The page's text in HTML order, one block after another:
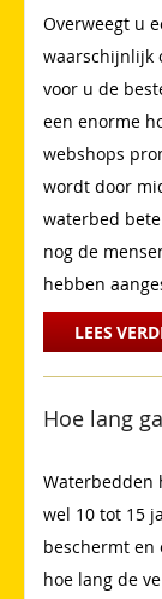
Overweegt u
waarschijnlijk
voor u de
een enorme
webshops
wordt door
waterbed
nog de
hebben
LEES
Hoe lang
Waterbedden
wel 10 tot 15
beschermt en
hoe lang de